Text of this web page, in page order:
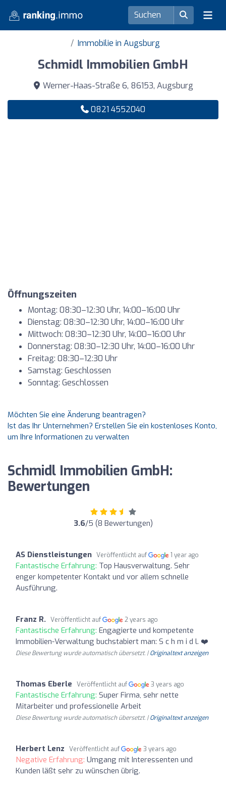
Immobilie in Augsburg
Schmidl Immobilien GmbH
Werner-Haas-Straße 6, 86153, Augsburg
0821 4552040
Öffnungszeiten
Montag: 08:30–12:30 Uhr, 14:00–16:00 Uhr
Dienstag: 08:30–12:30 Uhr, 14:00–16:00 Uhr
Mittwoch: 08:30–12:30 Uhr, 14:00–16:00 Uhr
Donnerstag: 08:30–12:30 Uhr, 14:00–16:00 Uhr
Freitag: 08:30–12:30 Uhr
Samstag: Geschlossen
Sonntag: Geschlossen
Möchten Sie eine Änderung beantragen?
Ist das Ihr Unternehmen? Erstellen Sie ein kostenloses Konto,
um Ihre Informationen zu verwalten
Schmidl Immobilien GmbH:
Bewertungen
3.6/5 (8 Bewertungen)
AS Dienstleistungen Veröffentlicht auf 1 year ago
Fantastische Erfahrung: Top Hausverwaltung. Sehr
enger kompetenter Kontakt und vor allem schnelle
Ausführung.
Franz R. Veröffentlicht auf 2 years ago
Fantastische Erfahrung: Engagierte und kompetente
Immobilien-Verwaltung buchstabiert man: S c h m i d l. ❤️
Diese Bewertung wurde automatisch übersetzt. |Originaltext anzeigen
Thomas Eberle Veröffentlicht auf 3 years ago
Fantastische Erfahrung: Super Firma, sehr nette
Mitarbeiter und professionelle Arbeit
Diese Bewertung wurde automatisch übersetzt. |Originaltext anzeigen
Herbert Lenz Veröffentlicht auf 3 years ago
Negative Erfahrung: Umgang mit Interessenten und
Kunden läßt sehr zu wünschen übrig.